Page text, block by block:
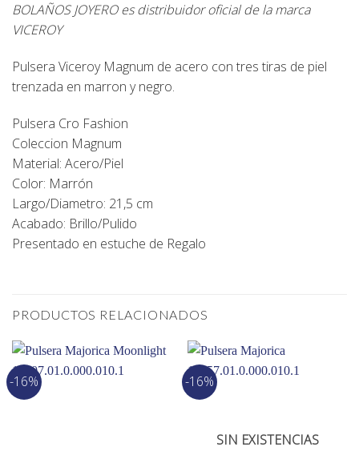
BOLAÑOS JOYERO es distribuidor oficial de la marca
VICEROY
Pulsera Viceroy Magnum de acero con tres tiras de piel
trenzada en marron y negro.
Pulsera Cro Fashion
Coleccion Magnum
Material: Acero/Piel
Color: Marrón
Largo/Diametro: 21,5 cm
Acabado: Brillo/Pulido
Presentado en estuche de Regalo
PRODUCTOS RELACIONADOS
-16% -16%
SIN EXISTENCIAS